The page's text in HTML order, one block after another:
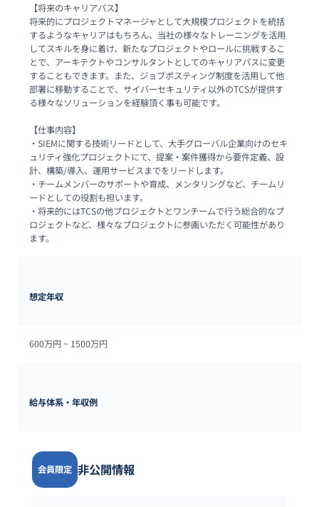
【将来のキャリアパス】
将来的にプロジェクトマネージャとして大規模プロジェクトを統括
するようなキャリアはもちろん、当社の様々なトレーニングを活用
してスキルを身に着け、新たなプロジェクトやロールに挑戦するこ
とで、アーキテクトやコンサルタントとしてのキャリアパスに変更
することもできます。また、ジョブポスティング制度を活用して他
部署に移動することで、サイバーセキュリティ以外のTCSが提供す
る様々なソリューションを経験頂く事も可能です。
【仕事内容】
・SIEMに関する技術リードとして、大手グローバル企業向けのセキ
ュリティ強化プロジェクトにて、提案・案件獲得から要件定義、設
計、構築/導入、運用サービスまでをリードします。
・チームメンバーのサポートや育成、メンタリングなど、チームリ
ードとしての役割も担います。
・将来的にはTCSの他プロジェクトとワンチームで行う総合的なプ
ロジェクトなど、様々なプロジェクトに参画いただく可能性があり
ます。
想定年収
600万円 ~ 1500万円
給与体系・年収例
会員限定 非公開情報